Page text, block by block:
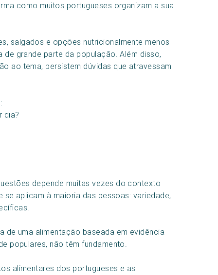
como muitos portugueses organizam a sua
salgados e opções nutricionalmente menos
grande parte da população. Além disso,
ao tema, persistem dúvidas que atravessam
dia?
depende muitas vezes do contexto
se aplicam à maioria das pessoas: variedade,
uma alimentação baseada em evidência
populares, não têm fundamento.
alimentares dos portugueses e as